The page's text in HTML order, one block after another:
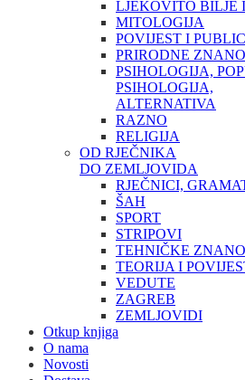
LJEKOVITO BILJE
MITOLOGIJA
POVIJEST I
PRIRODNE
PSIHOLOGIJA,
PSIHOLOGIJA,
ALTERNATIVA
RAZNO
RELIGIJA
OD RJEČNIKA
DO ZEMLJOVIDA
RJEČNICI,
ŠAH
SPORT
STRIPOVI
TEHNIČKE
TEORIJA I
VEDUTE
ZAGREB
ZEMLJOVIDI
Otkup knjiga
O nama
Novosti